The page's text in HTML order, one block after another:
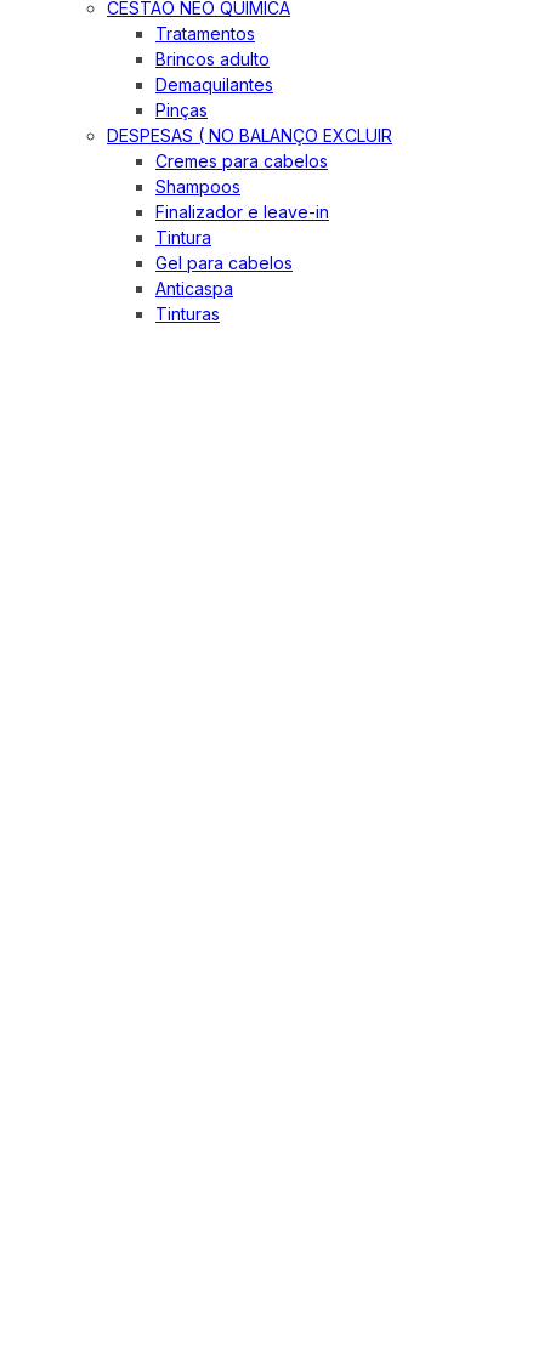
CESTÃO NEO QUIMICA
Tratamentos
Brincos adulto
Demaquilantes
Pinças
DESPESAS ( NO BALANÇO EXCLUIR
Cremes para cabelos
Shampoos
Finalizador e leave-in
Tintura
Gel para cabelos
Anticaspa
Tinturas